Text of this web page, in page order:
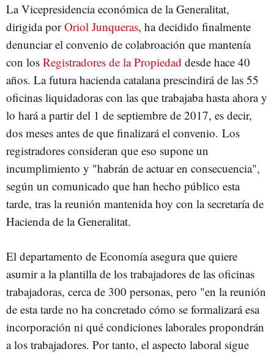
La Vicepresidencia económica de la Generalitat,
dirigida porOriol Junqueras, ha decidido finalmente
denunciar el convenio de colabroación que mantenía
con los Registradores de la Propiedad desde hace 40
años. La futura hacienda catalana prescindirá de las 55
oficinas liquidadoras con las que trabajaba hasta ahora y
lo hará a partir del 1 de septiembre de 2017, es decir,
dos meses antes de que finalizará el convenio. Los
registradores consideran que eso supone un
incumplimiento y "habrán de actuar en consecuencia",
según un comunicado que han hecho público esta
tarde, tras la reunión mantenida hoy con la secretaría de
Hacienda de la Generalitat.
El departamento de Economía asegura que quiere
asumir a la plantilla de los trabajadores de las oficinas
trabajadoras, cerca de 300 personas, pero "en la reunión
de esta tarde no ha concretado cómo se formalizará esa
incorporación ni qué condiciones laborales propondrán
a los trabajadores. Por tanto, el aspecto laboral sigue